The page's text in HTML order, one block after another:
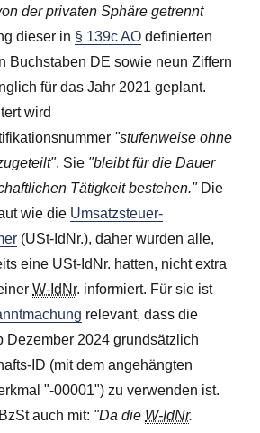
der privaten Sphäre getrennt
dieser in § 139c AO definierten
Buchstaben DE sowie neun Ziffern
für das Jahr 2021 geplant.
wird
"stufenweise ohne
. Sie "bleibt für die Dauer
Tätigkeit bestehen."Die
wie die Umsatzsteuer-
(USt-IdNr.), daher wurden alle,
eine USt-IdNr. hatten, nicht extra
W-IdNr. informiert. Für sie ist
relevant, dass die
Dezember 2024 grundsätzlich
ID (mit dem angehängten
"-00001") zu verwenden ist.
auch mit: "Da die W-IdNr.